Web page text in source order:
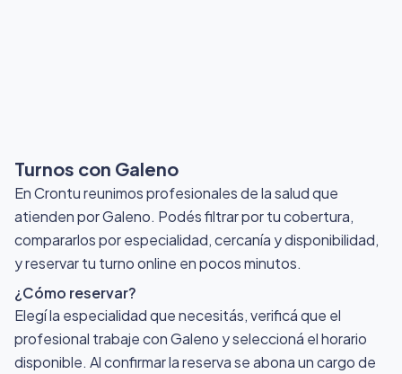
Turnos con Galeno
En Crontu reunimos profesionales de la salud que
atienden por Galeno. Podés filtrar por tu cobertura,
compararlos por especialidad, cercanía y disponibilidad,
y reservar tu turno online en pocos minutos.
¿Cómo reservar?
Elegí la especialidad que necesitás, verificá que el
profesional trabaje con Galeno y seleccioná el horario
disponible. Al confirmar la reserva se abona un cargo de